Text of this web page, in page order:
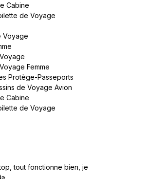
Cabine
de Voyage
Voyage
Femme
Protège-Passeports
de Voyage Avion
Cabine
de Voyage
tout fonctionne bien, je